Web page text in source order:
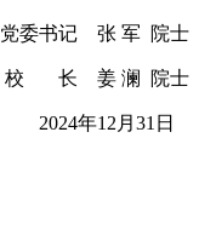
党委书记 张 军 院士
校 长 姜 澜 院士
2024年12月31日